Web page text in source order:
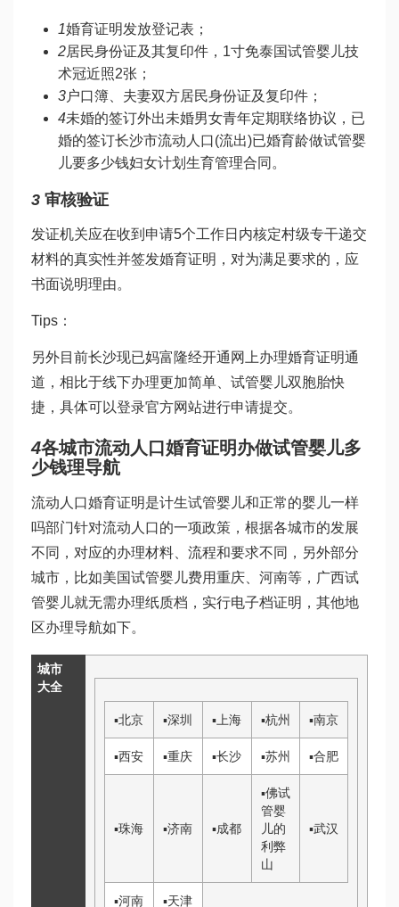
1婚育证明发放登记表；
2居民身份证及其复印件，1寸免泰国试管婴儿技
术冠近照2张；
3户口簿、夫妻双方居民身份证及复印件；
4未婚的签订外出未婚男女青年定期联络协议，已
婚的签订长沙市流动人口(流出)已婚育龄做试管婴
儿要多少钱妇女计划生育管理合同。
3 审核验证
发证机关应在收到申请5个工作日内核定村级专干递交
材料的真实性并签发婚育证明，对为满足要求的，应
书面说明理由。
Tips：
另外目前长沙现已妈富隆经开通网上办理婚育证明通
道，相比于线下办理更加简单、 试管婴儿双胞胎快
捷，具体可以登录官方网站进行申请提交。
4各城市流动人口婚育证明办做试管婴儿多
少钱理导航
流动人口婚育证明是计生试管婴儿和正常的婴儿一样
吗部门针对流动人口的一项政策，根据各城市的发展
不同，对应的办理材料、流程和要求不同，另外部分
城市，比如美国试管婴儿费用重庆、河南等， 广西试
管婴儿就无需办理纸质档，实行电子档证明，其他地
区办理导航如下。
城市
大全
▪北京 ▪深圳 ▪上海 ▪杭州 ▪南京
▪西安 ▪重庆 ▪长沙 ▪苏州 ▪合肥
▪珠海 ▪济南 ▪成都
▪佛试
管婴
儿的
利弊
山
▪武汉
▪河南 ▪天津